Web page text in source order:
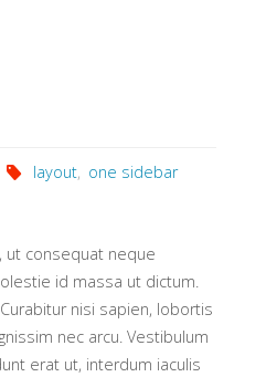
layout, one sidebar
ut consequat neque
id massa ut dictum.
nisi sapien, lobortis
nec arcu. Vestibulum
erat ut, interdum iaculis